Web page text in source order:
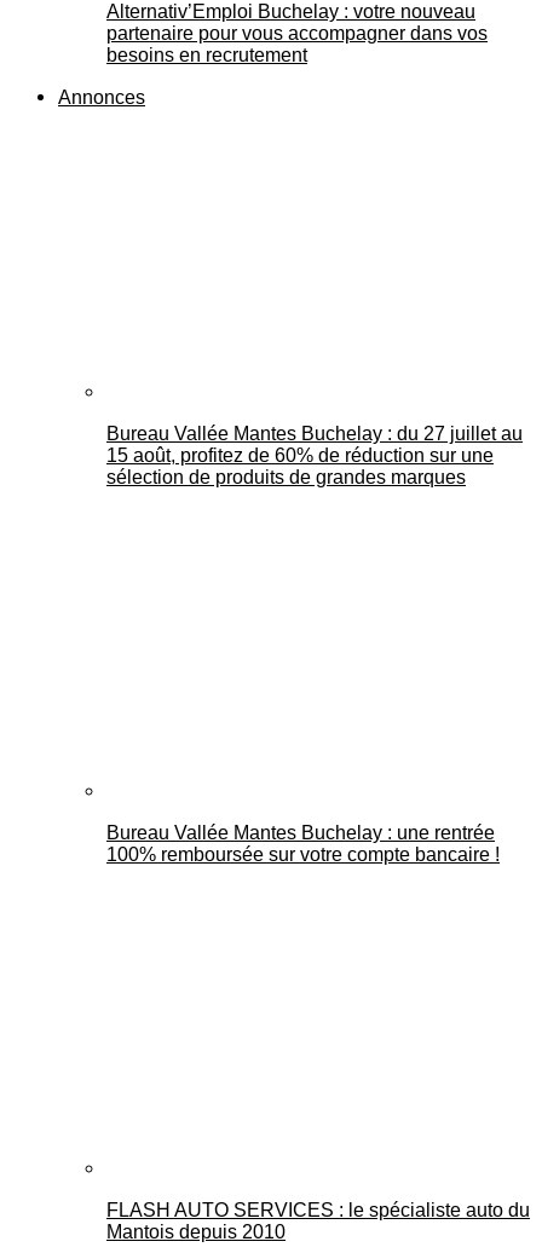
Alternativ’Emploi Buchelay : votre nouveau
partenaire pour vous accompagner dans vos
besoins en recrutement
Annonces
Bureau Vallée Mantes Buchelay : du 27 juillet au
15 août, profitez de 60% de réduction sur une
sélection de produits de grandes marques
Bureau Vallée Mantes Buchelay : une rentrée
100% remboursée sur votre compte bancaire !
FLASH AUTO SERVICES : le spécialiste auto du
Mantois depuis 2010